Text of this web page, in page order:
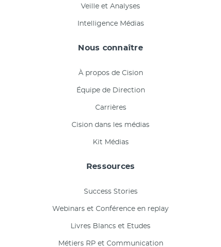
Veille et Analyses
Intelligence Médias
Nous connaître
À propos de Cision
Équipe de Direction
Carrières
Cision dans les médias
Kit Médias
Ressources
Success Stories
Webinars et Conférence en replay
Livres Blancs et Etudes
Métiers RP et Communication